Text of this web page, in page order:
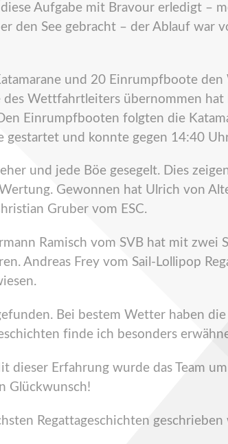
Aufgabe mit Bravour erledigt –
den See gebracht – der Ablauf war
und 20 Einrumpfboote den
Wettfahrtleiters übernommen
Einrumpfbooten folgten die
und konnte gegen 14:40
und jede Böe gesegelt. Dies
Gewonnen hat Ulrich von
Gruber vom ESC.
Ramisch vom SVB hat mit zwei
Andreas Frey vom Sail-Lollipop
Bei bestem Wetter haben die
finde ich besonders
dieser Erfahrung wurde das Team
Glückwunsch!
Regattageschichten geschrieben